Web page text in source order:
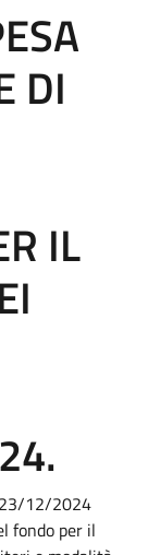
DI
IL
23/12/2024
fondo per il